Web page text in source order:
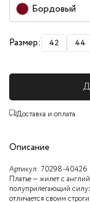
Бордовый
Размер: 42 44
Доставка и оплата
Описание
Артикул: 70298-40426
Платье — жилет с
полуприлегающий
отличается своим